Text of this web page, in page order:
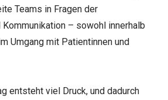
Teams in Fragen der
– sowohl innerhalb
Umgang mit Patientinnen und
entsteht viel Druck, und dadurch